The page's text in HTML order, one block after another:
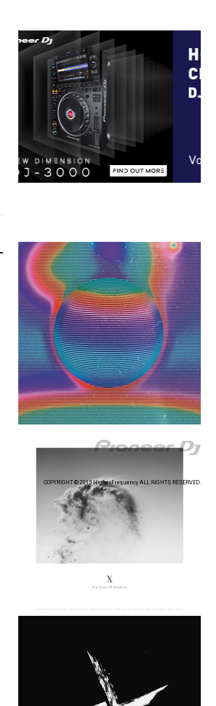
COPYRIGHT © 2015 HigherFrequency ALL RIGHTS RESERVED.